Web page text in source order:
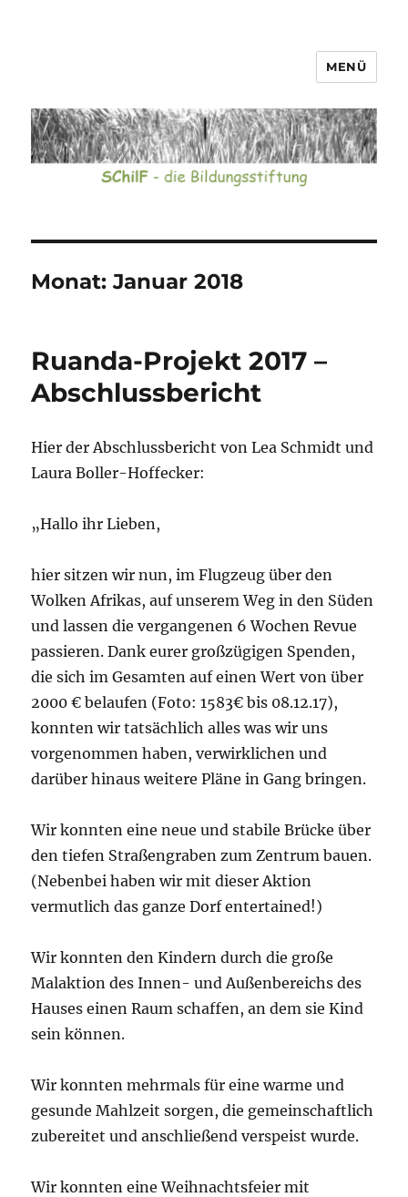
SChilF – die Bildungsstiftung
MENÜ
Monat:Januar 2018
Ruanda-Projekt 2017 –
Abschlussbericht
Hier der Abschlussbericht von Lea Schmidt und
Laura Boller-Hoffecker:
„Hallo ihr Lieben,
hier sitzen wir nun, im Flugzeug über den
Wolken Afrikas, auf unserem Weg in den Süden
und lassen die vergangenen 6 Wochen Revue
passieren. Dank eurer großzügigen Spenden,
die sich im Gesamten auf einen Wert von über
2000 € belaufen (Foto: 1583€ bis 08.12.17),
konnten wir tatsächlich alles was wir uns
vorgenommen haben, verwirklichen und
darüber hinaus weitere Pläne in Gang bringen.
Wir konnten eine neue und stabile Brücke über
den tiefen Straßengraben zum Zentrum bauen.
(Nebenbei haben wir mit dieser Aktion
vermutlich das ganze Dorf entertained!)
Wir konnten den Kindern durch die große
Malaktion des Innen- und Außenbereichs des
Hauses einen Raum schaffen, an dem sie Kind
sein können.
Wir konnten mehrmals für eine warme und
gesunde Mahlzeit sorgen, die gemeinschaftlich
zubereitet und anschließend verspeist wurde.
Wir konnten eine Weihnachtsfeier mit